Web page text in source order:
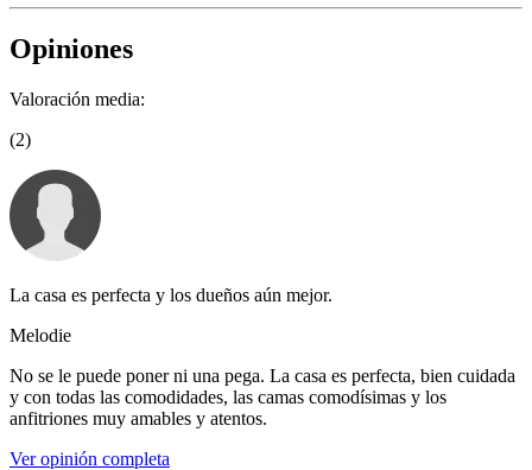
Opiniones
Valoración media:
(2)
La casa es perfecta y los dueños aún mejor.
Melodie
No se le puede poner ni una pega. La casa es perfecta, bien cuidada
y con todas las comodidades, las camas comodísimas y los
anfitriones muy amables y atentos.
Ver opinión completa